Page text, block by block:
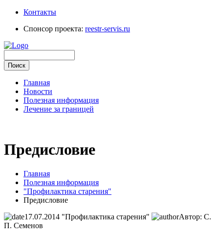
Контакты
Спонсор проекта: reestr-servis.ru
Главная
Новости
Полезная информация
Лечение за границей
Предисловие
Главная
Полезная информация
"Профилактика старения"
Предисловие
17.07.2014 "Профилактика старения"
Автор: С.
П. Семенов